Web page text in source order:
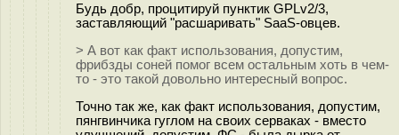
Будь добр, процитируй пунктик GPLv2/3,
заставляющий "расшаривать" SaaS-овцев.
> А вот как факт использования, допустим,
фрибзды соней помог всем остальным хоть в чем-
то - это такой довольно интересный вопрос.
Точно так же, как факт использования, допустим,
пянгвинчика гуглом на своих серваках - вместо